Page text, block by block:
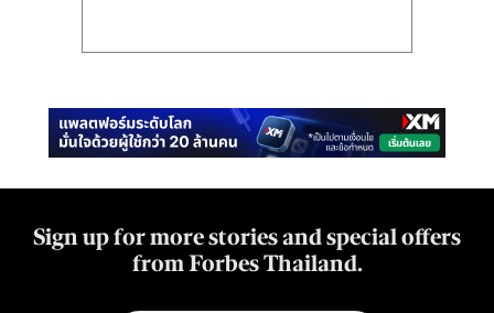
Sign up for more stories and special offers
from Forbes Thailand.